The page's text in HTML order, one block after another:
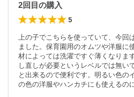
2回目の購入
5
上の子でこちらを使っていて、今回
ました。保育園用のオムツや洋服に
材によっては洗濯ですぐ薄くなりま
し直しが必要というレベルでは無い
と出来るので便利です。明るい色の
の色の洋服やハンカチにも使えるの